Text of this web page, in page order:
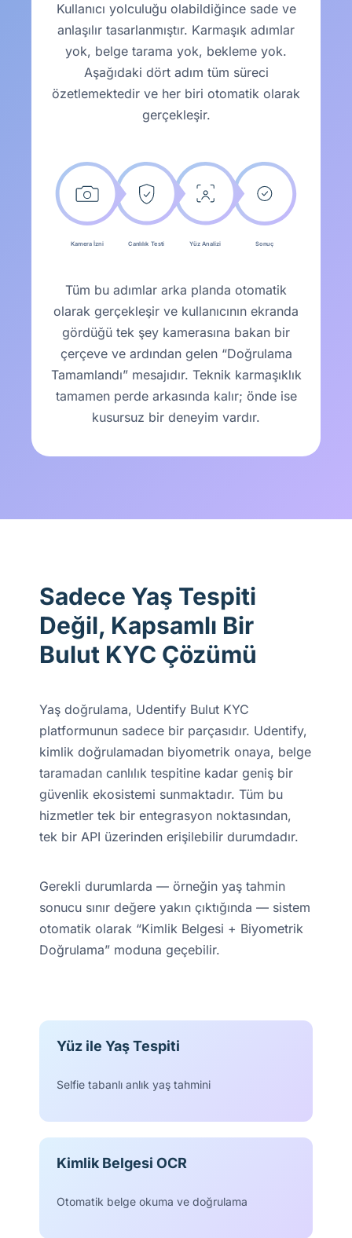
Kullanıcı yolculuğu olabildiğince sade ve
anlaşılır tasarlanmıştır. Karmaşık adımlar
yok, belge tarama yok, bekleme yok.
Aşağıdaki dört adım tüm süreci
özetlemektedir ve her biri otomatik olarak
gerçekleşir.
Kamera İzni Canlılık Testi Yüz Analizi Sonuç
Tüm bu adımlar arka planda otomatik
olarak gerçekleşir ve kullanıcının ekranda
gördüğü tek şey kamerasına bakan bir
çerçeve ve ardından gelen “Doğrulama
Tamamlandı” mesajıdır. Teknik karmaşıklık
tamamen perde arkasında kalır; önde ise
kusursuz bir deneyim vardır.
Sadece Yaş Tespiti
Değil, Kapsamlı Bir
Bulut KYC Çözümü
Yaş doğrulama, Udentify Bulut KYC
platformunun sadece bir parçasıdır. Udentify,
kimlik doğrulamadan biyometrik onaya, belge
taramadan canlılık tespitine kadar geniş bir
güvenlik ekosistemi sunmaktadır. Tüm bu
hizmetler tek bir entegrasyon noktasından,
tek bir API üzerinden erişilebilir durumdadır.
Gerekli durumlarda — örneğin yaş tahmin
sonucu sınır değere yakın çıktığında — sistem
otomatik olarak “Kimlik Belgesi + Biyometrik
Doğrulama” moduna geçebilir.
Yüz ile Yaş Tespiti
Selfie tabanlı anlık yaş tahmini
Kimlik Belgesi OCR
Otomatik belge okuma ve doğrulama